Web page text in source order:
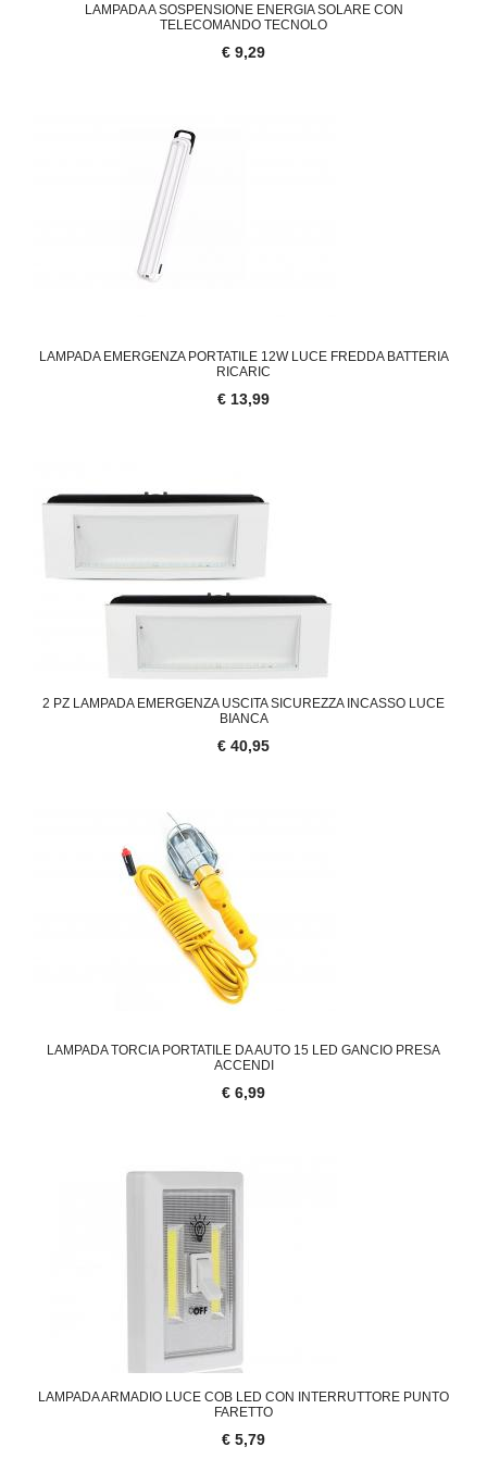
LAMPADA A SOSPENSIONE ENERGIA SOLARE CON
TELECOMANDO TECNOLO
€ 9,29
LAMPADA EMERGENZA PORTATILE 12W LUCE FREDDA BATTERIA
RICARIC
€ 13,99
2 PZ LAMPADA EMERGENZA USCITA SICUREZZA INCASSO LUCE
BIANCA
€ 40,95
LAMPADA TORCIA PORTATILE DA AUTO 15 LED GANCIO PRESA
ACCENDI
€ 6,99
LAMPADA ARMADIO LUCE COB LED CON INTERRUTTORE PUNTO
FARETTO
€ 5,79